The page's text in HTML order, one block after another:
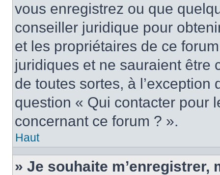
vous enregistrez ou que
conseiller juridique pour
et les propriétaires de ce
juridiques et ne sauraient être
de toutes sortes, à
question « Qui contacter pour
concernant ce forum ? ».
Haut
» Je souhaite m’enregistrer,